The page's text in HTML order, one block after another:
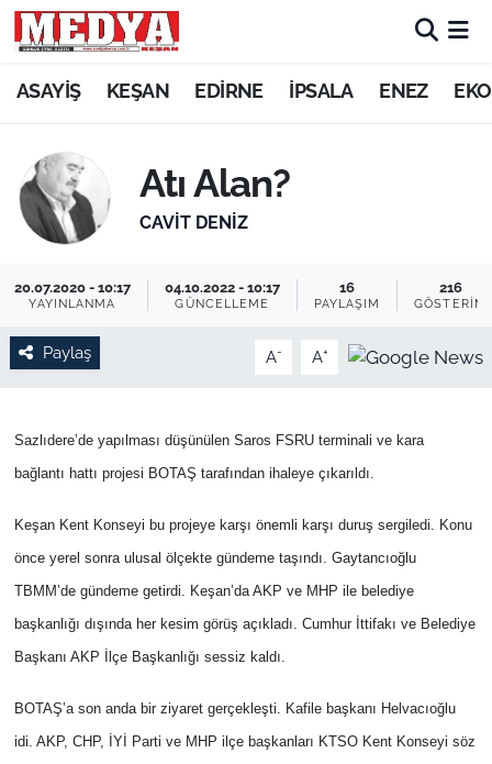
ASAYİŞ KEŞAN EDİRNE İPSALA ENEZ
Atı Alan?
CAVİT DENİZ
20.07.2020 - 10:17
YAYINLANMA
04.10.2022 - 10:17
GÜNCELLEME
16
PAYLAŞIM
216
GÖSTERIM
Paylaş A- A+
Sazlıdere’de yapılması düşünülen Saros FSRU terminali ve kara
bağlantı hattı projesi BOTAŞ tarafından ihaleye çıkarıldı.
Keşan Kent Konseyi bu projeye karşı önemli karşı duruş sergiledi. Konu
önce yerel sonra ulusal ölçekte gündeme taşındı. Gaytancıoğlu
TBMM’de gündeme getirdi. Keşan’da AKP ve MHP ile belediye
başkanlığı dışında her kesim görüş açıkladı. Cumhur İttifakı ve Belediye
Başkanı AKP İlçe Başkanlığı sessiz kaldı.
BOTAŞ’a son anda bir ziyaret gerçekleşti. Kafile başkanı Helvacıoğlu
idi. AKP, CHP, İYİ Parti ve MHP ilçe başkanları KTSO Kent Konseyi söz
KEŞAN
ASAYİŞ
SİYASET
GÜNDEM
EKONOMİ
EĞİTİM
TARIM VE HAYVANCILIK
KÜLTÜR SANAT
RESMİ İLAN
SPOR